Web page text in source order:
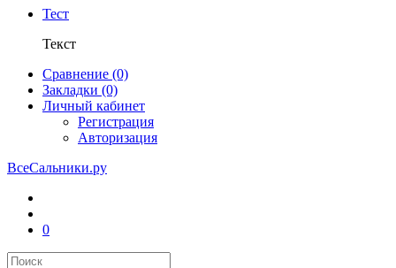
Тест
Текст
Сравнение (0)
Закладки (0)
Личный кабинет
Регистрация
Авторизация
ВсеСальники.ру
0